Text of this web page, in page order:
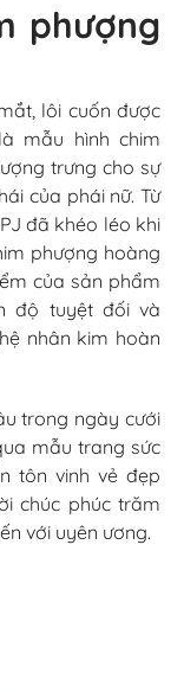
phượng
lôi cuốn được
mẫu hình chim
trưng cho sự
của phái nữ. Từ
đã khéo léo khi
phượng hoàng
của sản phẩm
độ tuyệt đối và
nhân kim hoàn
trong ngày cưới
mẫu trang sức
tôn vinh vẻ đẹp
chúc phúc trăm
với uyên ương.